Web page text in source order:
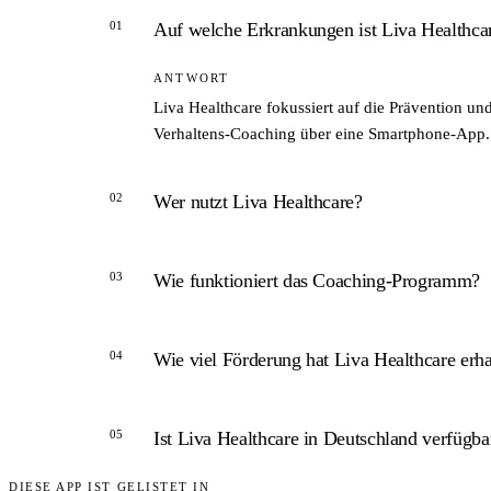
01 Auf welche Erkrankungen ist Liva
ANTWORT
Liva Healthcare fokussiert auf die Prävention
Verhaltens-Coaching über eine Smartphone-App.
02 Wer nutzt Liva Healthcare?
Liva wird hauptsächlich von Krankenkassen,
03 Wie funktioniert das Coaching-Programm?
Teilnehmer erhalten über die Liva-App einen
04 Wie viel Förderung hat Liva Healthcare
Im Januar 2021 sicherte sich Liva eine Runde
05 Ist Liva Healthcare in Deutschland
ANTWORT
DIESE APP IST GELISTET IN